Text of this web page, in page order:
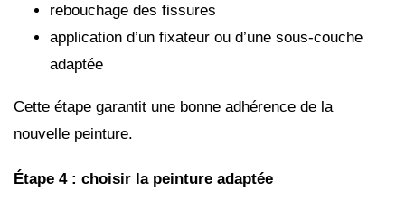
rebouchage des fissures
application d’un fixateur ou d’une sous-couche
adaptée
Cette étape garantit une bonne adhérence de la
nouvelle peinture.
Étape 4 : choisir la peinture adaptée